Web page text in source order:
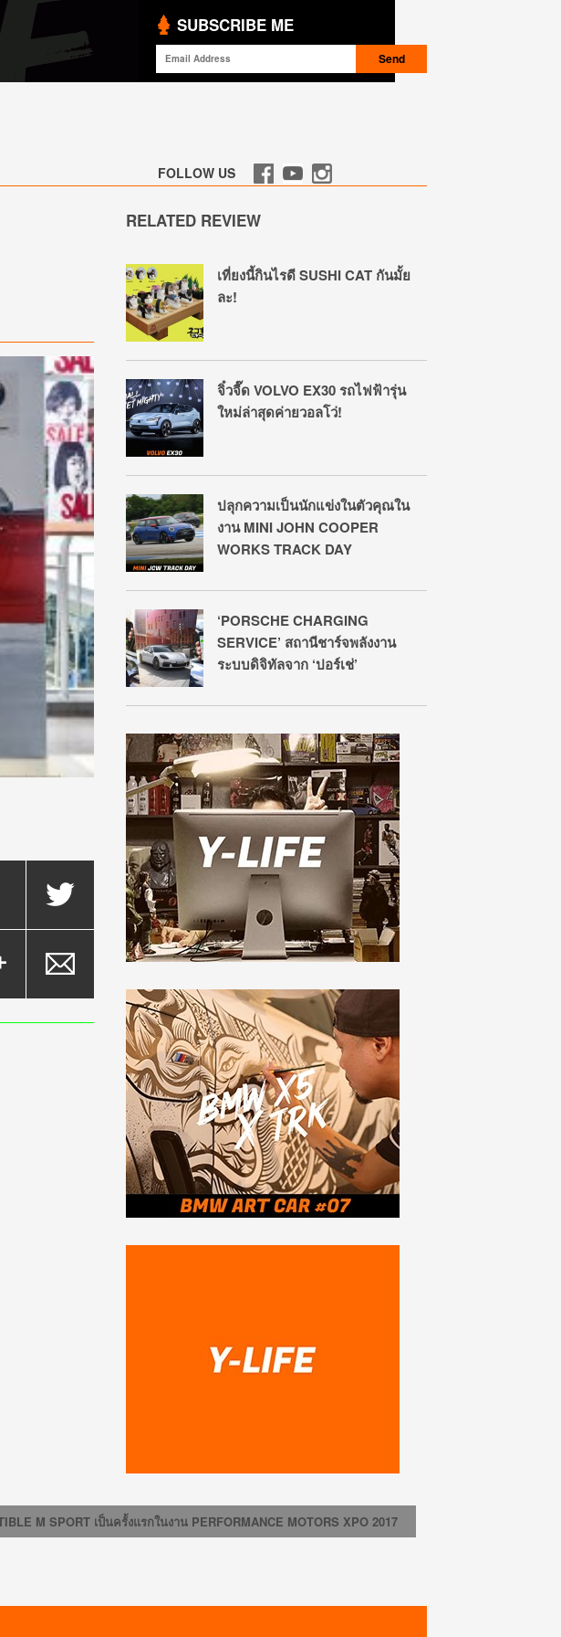
SUBSCRIBE ME
FOLLOW US
RELATED REVIEW
เที่ยงนี้กินไรดี SUSHI CAT กันมั้ย
ละ!
จิ๋วจี๊ด VOLVO EX30 รถไฟฟ้ารุ่น
ใหม่ล่าสุดค่ายวอลโว่!
ปลุกความเป็นนักแข่งในตัวคุณใน
งาน MINI JOHN COOPER
WORKS TRACK DAY
‘PORSCHE CHARGING
SERVICE’ สถานีชาร์จพลังงาน
ระบบดิจิทัลจาก ‘ปอร์เช่’
M SPORT เป็นครั้งแรกในงาน PERFORMANCE MOTORS XPO 2017